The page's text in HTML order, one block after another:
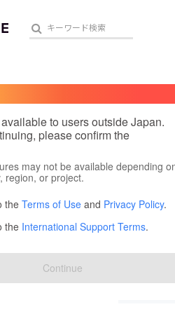
人気のプロジェクト
アート・写真
テクノロジー・ガジェット
映像・映画
ビジネス・起業
まちづくり・地域活性化
to users outside Japan.
please confirm the
may not be available depending
region, or project.
the Terms of Use and Privacy Policy.
the International Support Terms.
Continue
こ
出身国
九州
り・